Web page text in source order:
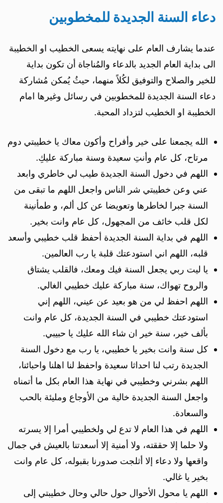
دعاء السنة الجديدة للمخطوبين
عندما يشارف العام على نهايته يسعى الخطيب او الخطيبة
الى بداية العام الجديد بالدعاء والمُناجاة أن تكون بداية
للخير والصلاح والتوفيق لكُلاً منهما، حيثُ يُمكن مُشاركة
دعاء السنة الجديدة للمخطوبين في رسائل وغيرها امام
الخطيبة او الخطيب لتزداد المحبة.
الله يجمعنا على خير وأفراح وأكون معاك يا خطيبتي دوم
مرتاح، كل عام وأنتِ سعيدة وسنة مباركة عليكِ.
اللهم في دخول السنة الجديدة طيب لي خاطري وابعد
عني وعن خطيبتي شر الناس واجعل اللهم ما تبقى من
السنة جبرا لخاطرها وتعويضا عن كل ألم، و طمأنينة
لكل قلب خائف من المجهول، كل عام وانت بخير.
اللهم في بداية السنة الجديدة أحفظ قلب خطيبي وأسعد
قلبه، اللهم اني استودعتك قلبة يا رب العالمين.
يا ليت ربي يجعل السنة فيك ومعك، فالقلب يشتاق
والروح تهواك، سنة مباركة عليك خطيبي الغالي.
اللهم احفظ لي من هو بعيد عن عيني، اللهم إني
استودعتك خطيبي في السنة الجديدة، كل عام وانت
بألف خير، سنة خير ان شاء الله عليك يا حبيبي.
كل سنة وانت بخير يا خطيبي، يا رب مع دخول السنة
الجديدة رتب لنا احداثا سعيدة واحفظ لنا اهلنا واحبائنا،
اللهم بشرني وخطيبي في نهاية هذا العام بكل ما أتمناه
واجعل السنة الجديدة خالية من الأوجاع ومليئة بالحب
والسعادة.
اللهم في هذا العام لا تدع لي ولخطيبي أمرا إلا يسرته
ولا حلما إلا حققته، ولا أمنية إلا أسعدتنا بالعيش في جمال
واقعها ولا دعاء إلا أثلجت صدورنا بقبوله، كل عام وانت
بخير يا غالي.
اللهم يا محول الأحوال حول حالي وحال خطيبتي إلى